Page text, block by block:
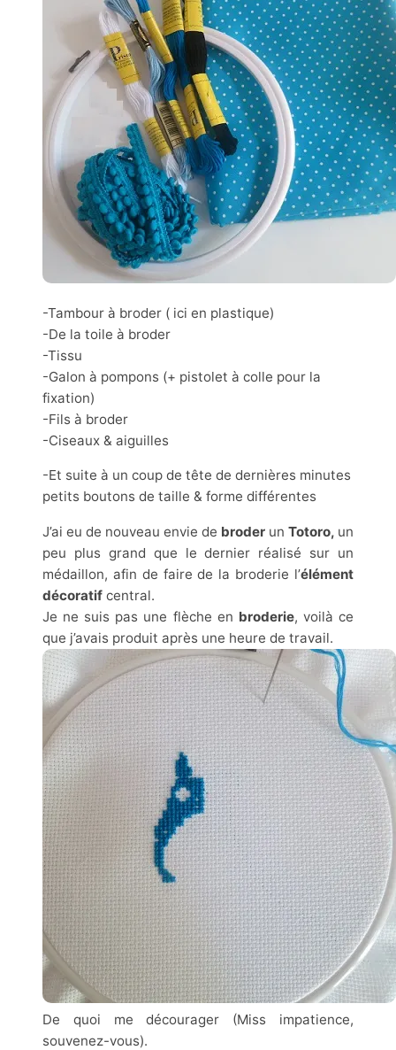
-Tambour à broder ( ici en plastique)
-De la toile à broder
-Tissu
-Galon à pompons (+ pistolet à colle pour la
fixation)
-Fils à broder
-Ciseaux & aiguilles
-Et suite à un coup de tête de dernières minutes
petits boutons de taille & forme différentes
J’ai eu de nouveau envie de broder un Totoro, un
peu plus grand que le dernier réalisé sur un
médaillon, afin de faire de la broderie l’élément
décoratif central.
Je ne suis pas une flèche en broderie, voilà ce
que j’avais produit après une heure de travail.
De quoi me décourager (Miss impatience,
souvenez-vous).